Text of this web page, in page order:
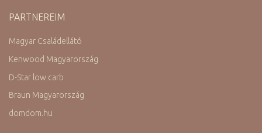
PARTNEREIM
Magyar Családellátó
Kenwood Magyarország
D-Star low carb
Braun Magyarország
domdom.hu